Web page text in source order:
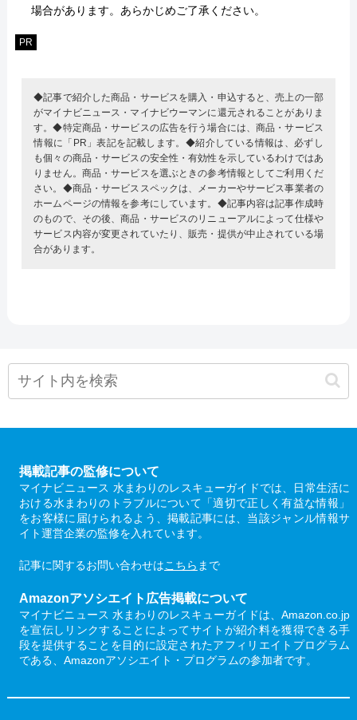
場合があります。あらかじめご了承ください。
PR
◆記事で紹介した商品・サービスを購入・申込すると、売上の一部
がマイナビニュース・マイナビウーマンに還元されることがありま
す。◆特定商品・サービスの広告を行う場合には、商品・サービス
情報に「PR」表記を記載します。◆紹介している情報は、必ずし
も個々の商品・サービスの安全性・有効性を示しているわけではあ
りません。商品・サービスを選ぶときの参考情報としてご利用くだ
さい。◆商品・サービススペックは、メーカーやサービス事業者の
ホームページの情報を参考にしています。◆記事内容は記事作成時
のもので、その後、商品・サービスのリニューアルによって仕様や
サービス内容が変更されていたり、販売・提供が中止されている場
合があります。
掲載記事の監修について
マイナビニュース 水まわりのレスキューガイドでは、日常生活に
おける水まわりのトラブルについて「適切で正しく有益な情報」
をお客様に届けられるよう、掲載記事には、当該ジャンル情報サ
イト運営企業の監修を入れています。
記事に関するお問い合わせはこちら まで
Amazonアソシエイト広告掲載について
マイナビニュース 水まわりのレスキューガイドは、Amazon.co.jp
を宣伝しリンクすることによってサイトが紹介料を獲得できる手
段を提供することを目的に設定されたアフィリエイトプログラム
である、Amazonアソシエイト・プログラムの参加者です。